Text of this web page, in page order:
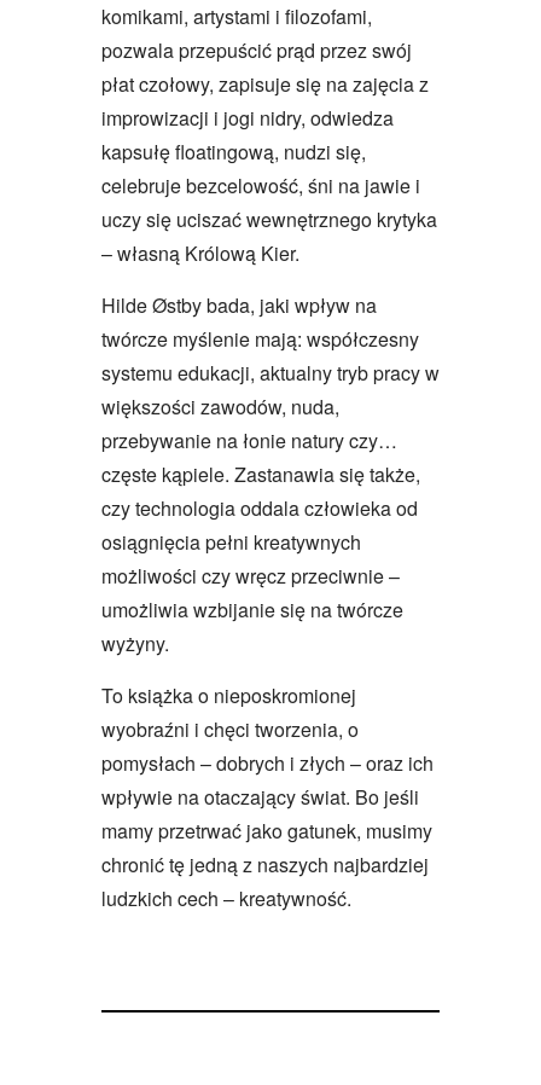
komikami, artystami i filozofami,
pozwala przepuścić prąd przez swój
płat czołowy, zapisuje się na zajęcia z
improwizacji i jogi nidry, odwiedza
kapsułę floatingową, nudzi się,
celebruje bezcelowość, śni na jawie i
uczy się uciszać wewnętrznego krytyka
– własną Królową Kier.
Hilde Østby bada, jaki wpływ na
twórcze myślenie mają: współczesny
systemu edukacji, aktualny tryb pracy w
większości zawodów, nuda,
przebywanie na łonie natury czy…
częste kąpiele. Zastanawia się także,
czy technologia oddala człowieka od
osiągnięcia pełni kreatywnych
możliwości czy wręcz przeciwnie –
umożliwia wzbijanie się na twórcze
wyżyny.
To książka o nieposkromionej
wyobraźni i chęci tworzenia, o
pomysłach – dobrych i złych – oraz ich
wpływie na otaczający świat. Bo jeśli
mamy przetrwać jako gatunek, musimy
chronić tę jedną z naszych najbardziej
ludzkich cech – kreatywność.